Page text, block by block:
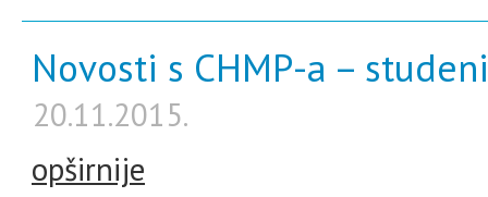
Novosti s CHMP-a –
20.11.2015.
opširnije